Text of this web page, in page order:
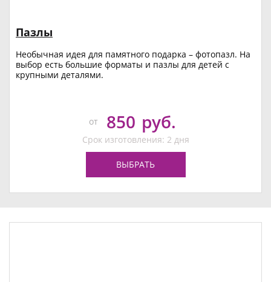
Пазлы
Необычная идея для памятного подарка – фотопазл. На
выбор есть большие форматы и пазлы для детей с
крупными деталями.
от 850 руб.
Срок изготовления: 2 дня
ВЫБРАТЬ